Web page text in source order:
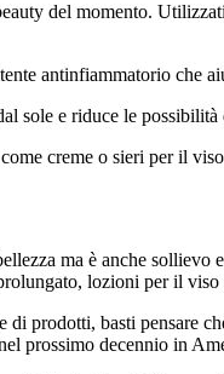
del momento.
antinfiammatorio che
sole e riduce le
creme o sieri per il
ma è anche
lozioni per il
prodotti, basti pensare
prossimo decennio in